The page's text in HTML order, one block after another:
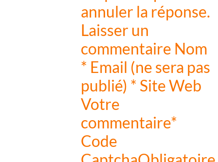
annuler la réponse.
Laisser un
commentaire Nom
* Email (ne sera pas
publié) * Site Web
Votre
commentaire*
Code